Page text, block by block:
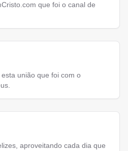
que foi o canal de
união que foi com o
aproveitando cada dia que